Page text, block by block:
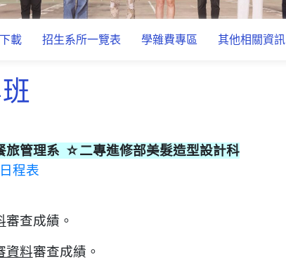
載 招生系所一覽表 學雜費專區 其他相關資訊
旅管理系 ☆二專進修部美髮造型設計科
程表
審查成績。
資料審查成績。